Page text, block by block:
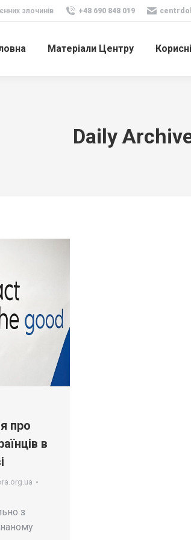
злочинів +48 690 848 019
Матеріали Центру
Daily
про
в
з